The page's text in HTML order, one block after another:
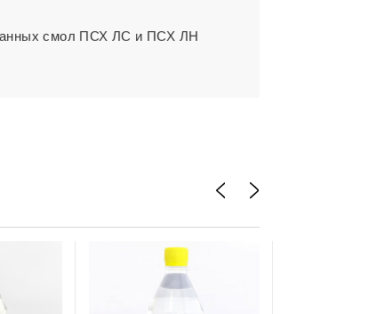
смол ПСХ ЛС и ПСХ ЛН